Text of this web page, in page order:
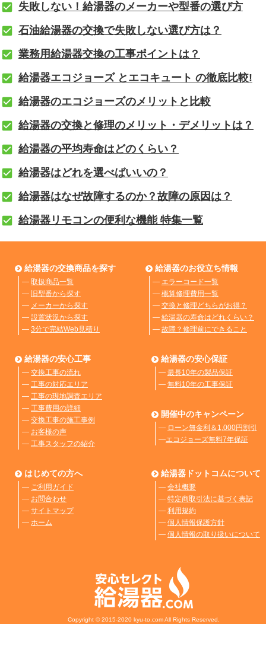
失敗しない！給湯器のメーカーや型番の選び方
石油給湯器の交換で失敗しない選び方は？
業務用給湯器交換の工事ポイントは？
給湯器エコジョーズ とエコキュート の徹底比較!
給湯器のエコジョーズのメリットと比較
給湯器の交換と修理のメリット・デメリットは？
給湯器の平均寿命はどのくらい？
給湯器はどれを選べばいいの？
給湯器はなぜ故障するのか？故障の原因は？
給湯器リモコンの便利な機能 特集一覧
給湯器の交換商品を探す
― 取扱商品一覧
― 旧型番から探す
― メーカーから探す
― 設置状況から探す
― 3分で完結Web見積り
給湯器のお役立ち情報
― エラーコード一覧
― 概算修理費用一覧
― 交換と修理どちらがお得？
― 給湯器の寿命はどれくらい？
― 故障？修理前にできること
給湯器の安心工事
― 交換工事の流れ
― 工事の対応エリア
― 工事の現地調査エリア
― 工事費用の詳細
― 交換工事の施工事例
― お客様の声
― 工事スタッフの紹介
給湯器の安心保証
― 最長10年の製品保証
― 無料10年の工事保証
開催中のキャンペーン
― ローン無金利＆1,000円割引
―エコジョーズ無料7年保証
はじめての方へ
― ご利用ガイド
― お問合わせ
― サイトマップ
― ホーム
給湯器ドットコムについて
― 会社概要
― 特定商取引法に基づく表記
― 利用規約
― 個人情報保護方針
― 個人情報の取り扱いについて
Copyright © 2015-2020 kyu-to.com All Rights Reserved.